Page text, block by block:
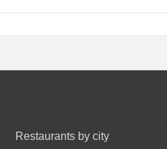
Restaurants by city